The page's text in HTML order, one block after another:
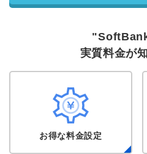
実質料金が
お得な料金設定